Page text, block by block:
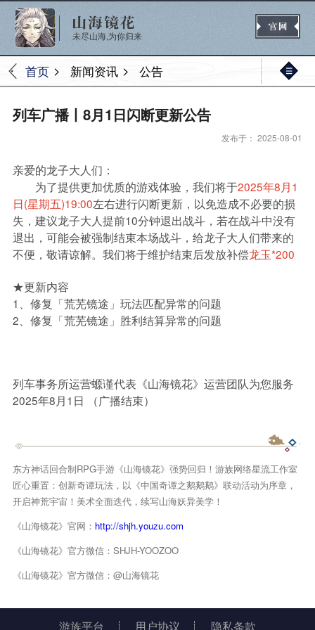
未尽山海,为你归来
首页 > 新闻资讯 > 公告
官网首页
新闻
热门 新手 进阶 玩法
列车广播丨8月1日闪断更新公告
发布于： 2025-08-01
亲爱的龙子大人们：
为了提供更加优质的游戏体验，我们将于2025年8月1
日(星期五)19:00左右进行闪断更新，以免造成不必要的损
失，建议龙子大人提前10分钟退出战斗，若在战斗中没有
退出，可能会被强制结束本场战斗，给龙子大人们带来的
不便，敬请谅解。我们将于维护结束后发放补偿龙玉*200
★更新内容
1、修复「荒芜镜途」玩法匹配异常的问题
2、修复「荒芜镜途」胜利结算异常的问题
列车事务所运营螈谨代表《山海镜花》运营团队为您服务
2025年8月1日 （广播结束）
东方神话回合制RPG手游《山海镜花》强势回归！游族网络星流工作室
匠心重置：创新奇谭玩法，以《中国奇谭之鹅鹅鹅》联动活动为序章，
开启神荒宇宙！美术全面迭代，续写山海妖异美学！
《山海镜花》官网： http://shjh.youzu.com
《山海镜花》官方微信：SHJH-YOOZOO
《山海镜花》官方微信：@山海镜花
游族平台 用户协议 隐私条款